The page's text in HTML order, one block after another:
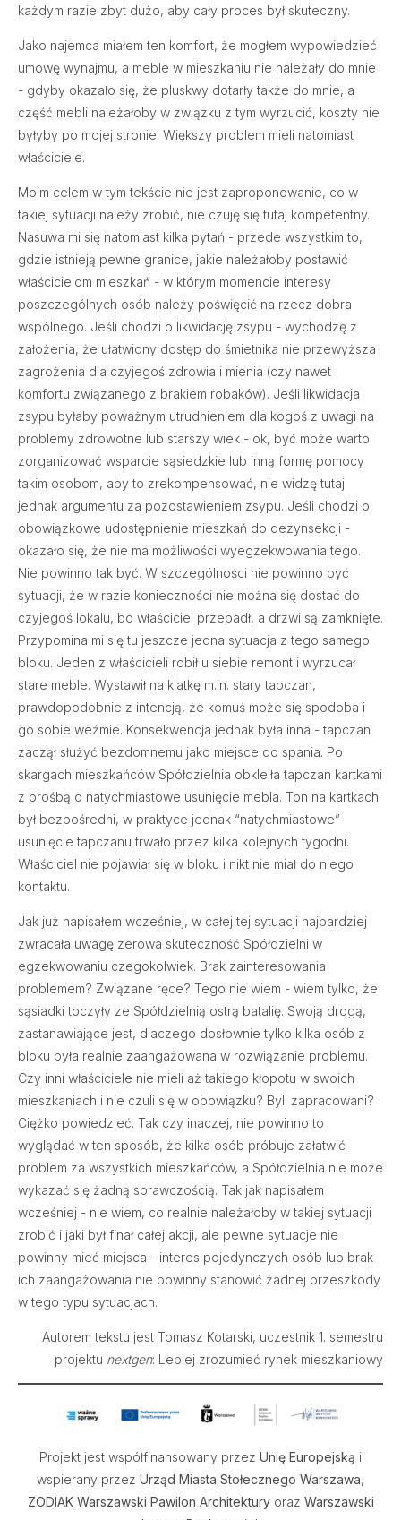
każdym razie zbyt dużo, aby cały proces był skuteczny.
Jako najemca miałem ten komfort, że mogłem wypowiedzieć
umowę wynajmu, a meble w mieszkaniu nie należały do mnie
- gdyby okazało się, że pluskwy dotarły także do mnie, a
część mebli należałoby w związku z tym wyrzucić, koszty nie
byłyby po mojej stronie. Większy problem mieli natomiast
właściciele.
Moim celem w tym tekście nie jest zaproponowanie, co w
takiej sytuacji należy zrobić, nie czuję się tutaj kompetentny.
Nasuwa mi się natomiast kilka pytań - przede wszystkim to,
gdzie istnieją pewne granice, jakie należałoby postawić
właścicielom mieszkań - w którym momencie interesy
poszczególnych osób należy poświęcić na rzecz dobra
wspólnego. Jeśli chodzi o likwidację zsypu - wychodzę z
założenia, że ułatwiony dostęp do śmietnika nie przewyższa
zagrożenia dla czyjegoś zdrowia i mienia (czy nawet
komfortu związanego z brakiem robaków). Jeśli likwidacja
zsypu byłaby poważnym utrudnieniem dla kogoś z uwagi na
problemy zdrowotne lub starszy wiek - ok, być może warto
zorganizować wsparcie sąsiedzkie lub inną formę pomocy
takim osobom, aby to zrekompensować, nie widzę tutaj
jednak argumentu za pozostawieniem zsypu. Jeśli chodzi o
obowiązkowe udostępnienie mieszkań do dezynsekcji -
okazało się, że nie ma możliwości wyegzekwowania tego.
Nie powinno tak być. W szczególności nie powinno być
sytuacji, że w razie konieczności nie można się dostać do
czyjegoś lokalu, bo właściciel przepadł, a drzwi są zamknięte.
Przypomina mi się tu jeszcze jedna sytuacja z tego samego
bloku. Jeden z właścicieli robił u siebie remont i wyrzucał
stare meble. Wystawił na klatkę m.in. stary tapczan,
prawdopodobnie z intencją, że komuś może się spodoba i
go sobie weźmie. Konsekwencja jednak była inna - tapczan
zaczął służyć bezdomnemu jako miejsce do spania. Po
skargach mieszkańców Spółdzielnia obkleiła tapczan kartkami
z prośbą o natychmiastowe usunięcie mebla. Ton na kartkach
był bezpośredni, w praktyce jednak “natychmiastowe”
usunięcie tapczanu trwało przez kilka kolejnych tygodni.
Właściciel nie pojawiał się w bloku i nikt nie miał do niego
kontaktu.
Jak już napisałem wcześniej, w całej tej sytuacji najbardziej
zwracała uwagę zerowa skuteczność Spółdzielni w
egzekwowaniu czegokolwiek. Brak zainteresowania
problemem? Związane ręce? Tego nie wiem - wiem tylko, że
sąsiadki toczyły ze Spółdzielnią ostrą batalię. Swoją drogą,
zastanawiające jest, dlaczego dosłownie tylko kilka osób z
bloku była realnie zaangażowana w rozwiązanie problemu.
Czy inni właściciele nie mieli aż takiego kłopotu w swoich
mieszkaniach i nie czuli się w obowiązku? Byli zapracowani?
Ciężko powiedzieć. Tak czy inaczej, nie powinno to
wyglądać w ten sposób, że kilka osób próbuje załatwić
problem za wszystkich mieszkańców, a Spółdzielnia nie może
wykazać się żadną sprawczością. Tak jak napisałem
wcześniej - nie wiem, co realnie należałoby w takiej sytuacji
zrobić i jaki był finał całej akcji, ale pewne sytuacje nie
powinny mieć miejsca - interes pojedynczych osób lub brak
ich zaangażowania nie powinny stanowić żadnej przeszkody
w tego typu sytuacjach.
Autorem tekstu jest Tomasz Kotarski, uczestnik 1. semestru
projektu nextgen: Lepiej zrozumieć rynek mieszkaniowy
Projekt jest współfinansowany przez Unię Europejską i
wspierany przez Urząd Miasta Stołecznego Warszawa,
ZODIAK Warszawski Pawilon Architekturyoraz Warszawski